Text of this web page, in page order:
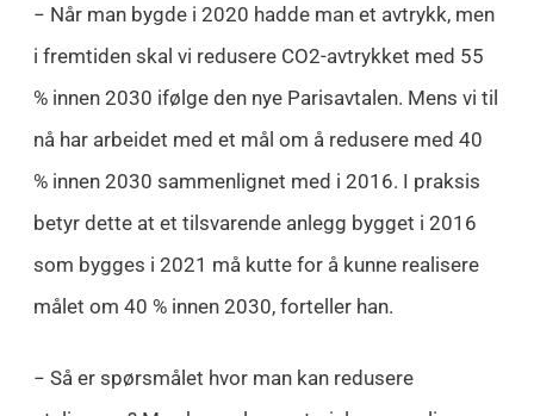
− Når man bygde i 2020 hadde man et avtrykk, men
i fremtiden skal vi redusere CO2-avtrykket med 55
% innen 2030 ifølge den nye Parisavtalen. Mens vi til
nå har arbeidet med et mål om å redusere med 40
% innen 2030 sammenlignet med i 2016. I praksis
betyr dette at et tilsvarende anlegg bygget i 2016
som bygges i 2021 må kutte for å kunne realisere
målet om 40 % innen 2030, forteller han.
− Så er spørsmålet hvor man kan redusere